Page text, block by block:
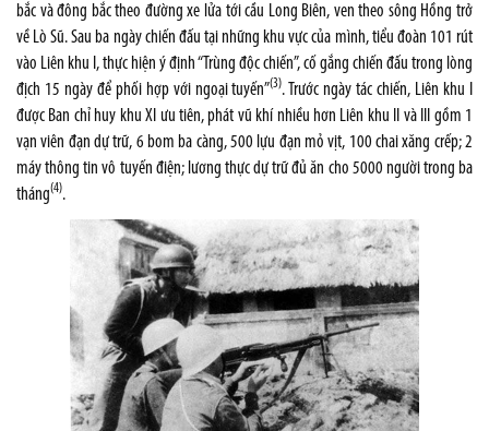
bắc và đông bắc theo đường xe lửa tới cầu Long Biên, ven theo sông Hồng trở
về Lò Sũ. Sau ba ngày chiến đấu tại những khu vực của mình, tiểu đoàn 101 rút
vào Liên khu I, thực hiện ý định “Trùng độc chiến”, cố gắng chiến đấu trong lòng
địch 15 ngày để phối hợp với ngoại tuyến”(3). Trước ngày tác chiến, Liên khu I
được Ban chỉ huy khu XI ưu tiên, phát vũ khí nhiều hơn Liên khu II và III gồm 1
vạn viên đạn dự trữ, 6 bom ba càng, 500 lựu đạn mỏ vịt, 100 chai xăng crếp; 2
máy thông tin vô tuyến điện; lương thực dự trữ đủ ăn cho 5000 người trong ba
tháng(4).